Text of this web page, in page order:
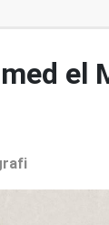
el